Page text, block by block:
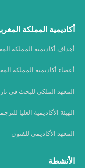
أكاديمية المملكة
أهداف أكاديمية المملكة
أعضاء أكاديمية المملكة
المعهد الملكي للبحث في
الهيئة الأكاديمية العليا
المعهد الأكاديمي للفنون
الأنشطة